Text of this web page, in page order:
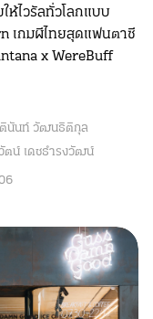
ห้ไวรัลทั่วโลกแบบ
เกมผีไทยสุดแฟนตาซี
x WereBuff
นันท์ วัฒนธิติกุล
ตน์ เดชธำรงวัฒน์